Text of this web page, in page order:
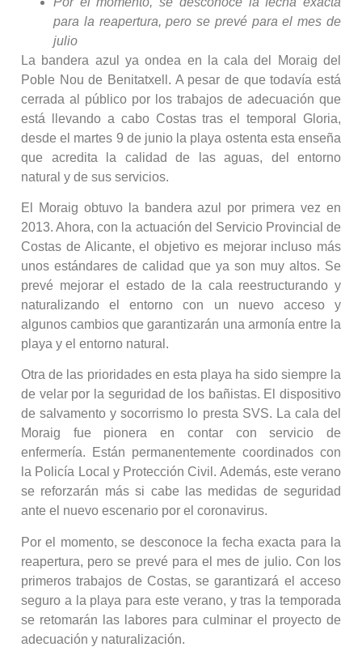
para la reapertura, pero se prevé para el mes de
julio
La bandera azul ya ondea en la cala del Moraig del
Poble Nou de Benitatxell. A pesar de que todavía está
cerrada al público por los trabajos de adecuación que
está llevando a cabo Costas tras el temporal Gloria,
desde el martes 9 de junio la playa ostenta esta enseña
que acredita la calidad de las aguas, del entorno
natural y de sus servicios.
El Moraig obtuvo la bandera azul por primera vez en
2013. Ahora, con la actuación del Servicio Provincial de
Costas de Alicante, el objetivo es mejorar incluso más
unos estándares de calidad que ya son muy altos. Se
prevé mejorar el estado de la cala reestructurando y
naturalizando el entorno con un nuevo acceso y
algunos cambios que garantizarán una armonía entre la
playa y el entorno natural.
Otra de las prioridades en esta playa ha sido siempre la
de velar por la seguridad de los bañistas. El dispositivo
de salvamento y socorrismo lo presta SVS. La cala del
Moraig fue pionera en contar con servicio de
enfermería. Están permanentemente coordinados con
la Policía Local y Protección Civil. Además, este verano
se reforzarán más si cabe las medidas de seguridad
ante el nuevo escenario por el coronavirus.
Por el momento, se desconoce la fecha exacta para la
reapertura, pero se prevé para el mes de julio. Con los
primeros trabajos de Costas, se garantizará el acceso
seguro a la playa para este verano, y tras la temporada
se retomarán las labores para culminar el proyecto de
adecuación y naturalización.